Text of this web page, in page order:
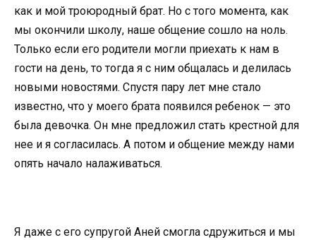
как и мой троюродный брат. Но с того момента, как
мы окончили школу, наше общение сошло на ноль.
Только если его родители могли приехать к нам в
гости на день, то тогда я с ним общалась и делилась
новыми новостями. Спустя пару лет мне стало
известно, что у моего брата появился ребенок — это
была девочка. Он мне предложил стать крестной для
нее и я согласилась. А потом и общение между нами
опять начало налаживаться.
Я даже с его супругой Аней смогла сдружиться и мы